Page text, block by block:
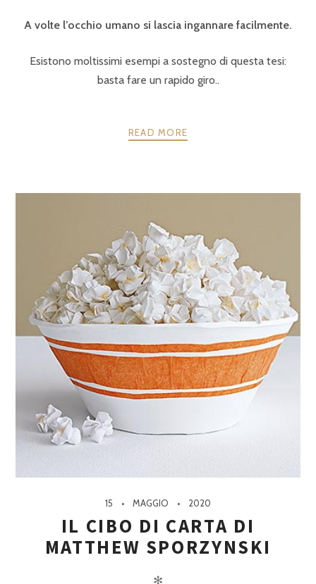
A volte l’occhio umano si lascia ingannare facilmente.
Esistono moltissimi esempi a sostegno di questa tesi:
basta fare un rapido giro..
READ MORE
15 MAGGIO 2020
IL CIBO DI CARTA DI
MATTHEW SPORZYNSKI
✻